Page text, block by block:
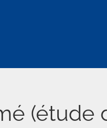
(étude